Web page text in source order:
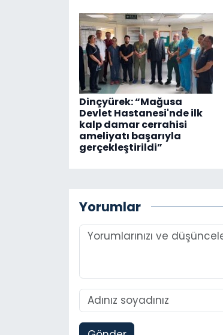
Dinçyürek: “Mağusa
Devlet Hastanesi'nde ilk
kalp damar cerrahisi
ameliyatı başarıyla
gerçekleştirildi”
Yorumlar